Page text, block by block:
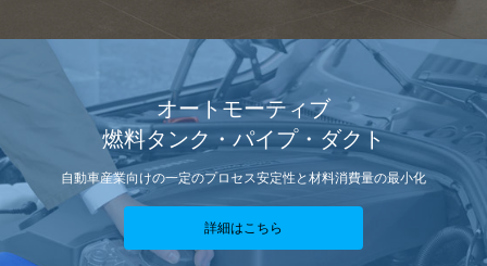
オートモーティブ
燃料タンク・パイプ・ダクト
自動車産業向けの一定のプロセス安定性と材料消費量の最小化
詳細はこちら